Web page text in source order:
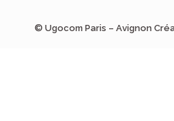
© Ugocom Paris – Avignon